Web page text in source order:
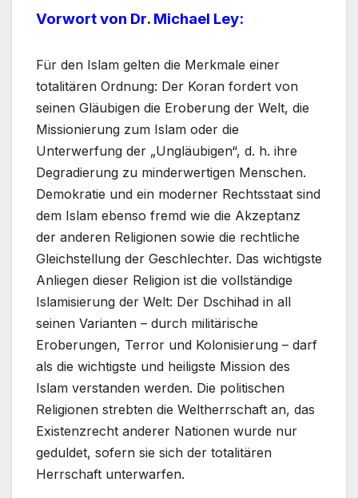
Vorwort von Dr. Michael Ley:
Für den Islam gelten die Merkmale einer
totalitären Ordnung: Der Koran fordert von
seinen Gläubigen die Eroberung der Welt, die
Missionierung zum Islam oder die
Unterwerfung der „Ungläubigen“, d. h. ihre
Degradierung zu minderwertigen Menschen.
Demokratie und ein moderner Rechtsstaat sind
dem Islam ebenso fremd wie die Akzeptanz
der anderen Religionen sowie die rechtliche
Gleichstellung der Geschlechter. Das wichtigste
Anliegen dieser Religion ist die vollständige
Islamisierung der Welt: Der Dschihad in all
seinen Varianten – durch militärische
Eroberungen, Terror und Kolonisierung – darf
als die wichtigste und heiligste Mission des
Islam verstanden werden. Die politischen
Religionen strebten die Weltherrschaft an, das
Existenzrecht anderer Nationen wurde nur
geduldet, sofern sie sich der totalitären
Herrschaft unterwarfen.